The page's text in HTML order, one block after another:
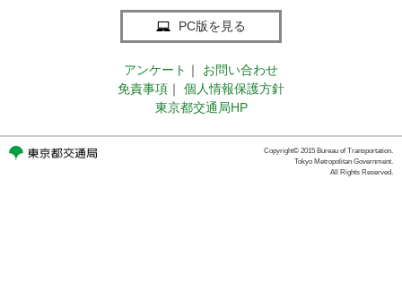
PC版を見る
アンケート ｜
お問い合わせ
免責事項 ｜
個人情報保護方針
東京都交通局HP
Copyright© 2015 Bureau of Transportation.
Tokyo Metropolitan Government.
All Rights Reserved.